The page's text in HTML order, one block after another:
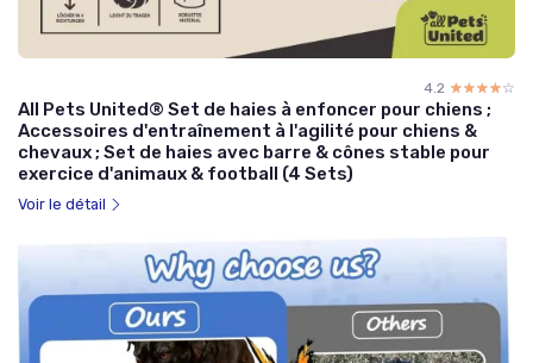
4.2 ☆☆☆☆☆
★★★★★
All Pets United® Set de haies à enfoncer pour chiens ;
Accessoires d'entraînement à l'agilité pour chiens &
chevaux ; Set de haies avec barre & cônes stable pour
exercice d'animaux & football (4 Sets)
Voir le détail